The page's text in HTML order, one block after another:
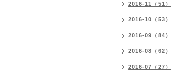
2016-11（51）
2016-10（53）
2016-09（84）
2016-08（62）
2016-07（27）